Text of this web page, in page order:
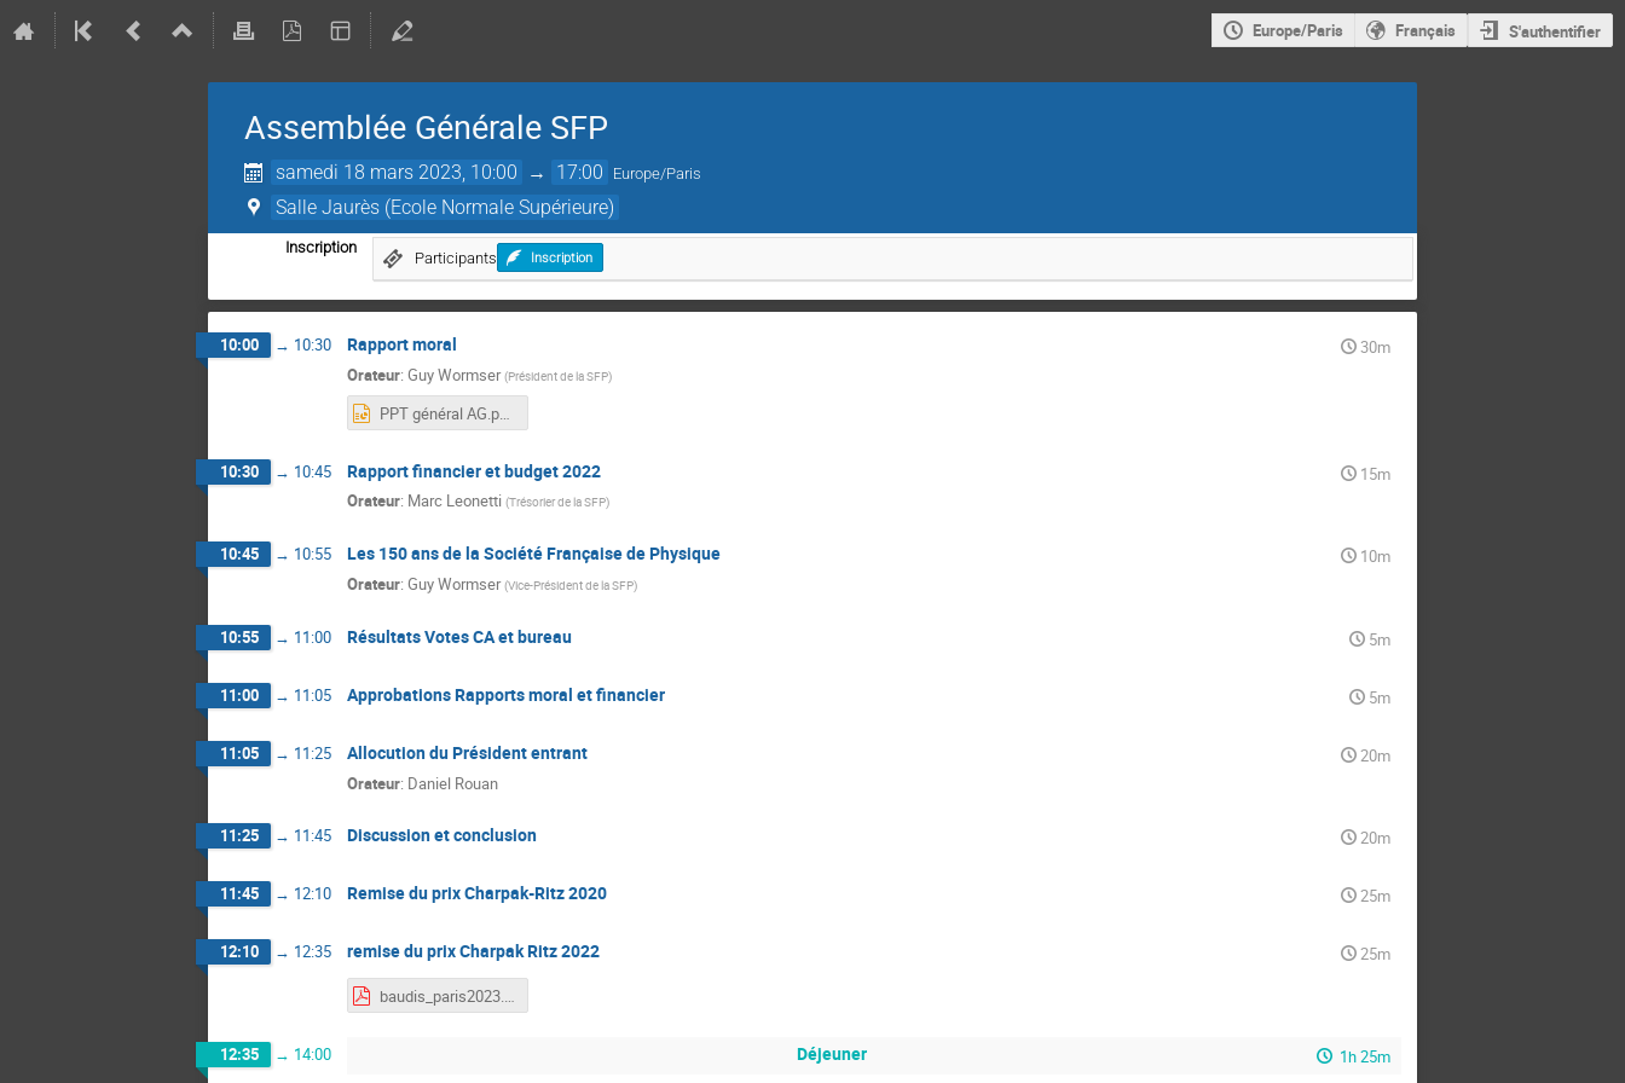
Europe/Paris Français S'authentifier
Assemblée Générale SFP
samedi 18 mars 2023, 10:00 → 17:00 Europe/Paris
Salle Jaurès (Ecole Normale Supérieure)
Inscription
Participants Inscription
10:00 → 10:30 Rapport moral
30m
Orateur: Guy Wormser (Président de la SFP)
PPT général AG.pptx
10:30 → 10:45 Rapport financier et budget 2022
15m
Orateur: Marc Leonetti (Trésorier de la SFP)
10:45 → 10:55 Les 150 ans de la Société Française de Physique
10m
Orateur: Guy Wormser (Vice-Président de la SFP)
10:55 → 11:00 Résultats Votes CA et bureau 5m
11:00 → 11:05 Approbations Rapports moral et financier 5m
11:05 → 11:25 Allocution du Président entrant
20m
Orateur: Daniel Rouan
11:25 → 11:45 Discussion et conclusion 20m
11:45 → 12:10 Remise du prix Charpak-Ritz 2020 25m
12:10 → 12:35 remise du prix Charpak Ritz 2022
25m
baudis_paris2023.pdf
12:35 → 14:00 Déjeuner 1h 25m